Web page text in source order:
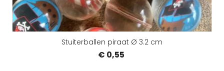
Stuiterballen piraat Ø 3.2 cm
€ 0,55